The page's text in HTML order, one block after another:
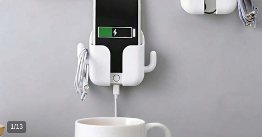
1/13